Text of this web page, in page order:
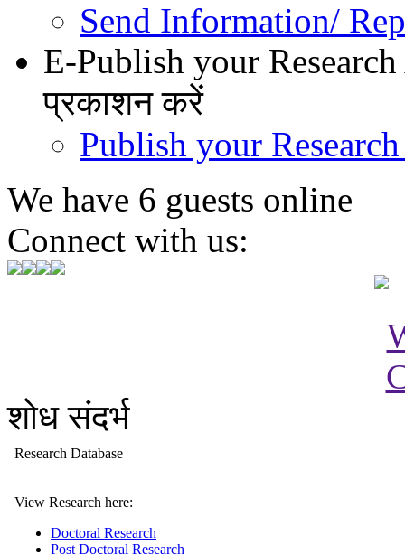
Send Information/
E-Publish your
प्रकाशन करें
Publish your
We have 6 guests online
Connect with us:
शोध संदर्भ